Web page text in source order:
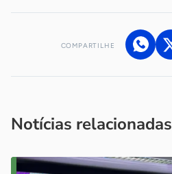
COMPARTILHE
Notícias relacionadas